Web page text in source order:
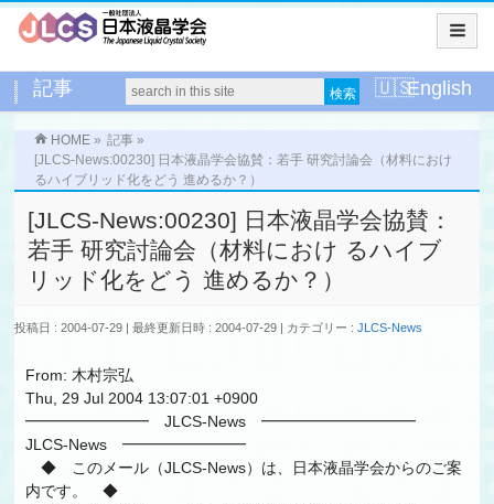
記事 English
HOME » 記事 »
[JLCS-News:00230] 日本液晶学会協賛：若手 研究討論会（材料におけ
るハイブリッド化をどう 進めるか？）
[JLCS-News:00230] 日本液晶学会協賛：
若手 研究討論会（材料におけ るハイブ
リッド化をどう 進めるか？）
投稿日 : 2004-07-29 最終更新日時 : 2004-07-29 カテゴリー :JLCS-News
From: 木村宗弘
Thu, 29 Jul 2004 13:07:01 +0900
━━━━━━━━ JLCS-News ━━━━━━━━━━
JLCS-News ━━━━━━━━
◆ このメール（JLCS-News）は、日本液晶学会からのご案
内です。 ◆